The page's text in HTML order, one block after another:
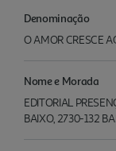
Denominação
O AMOR CRESCE
Nome e Morada
EDITORIAL
BAIXO, 2730-132